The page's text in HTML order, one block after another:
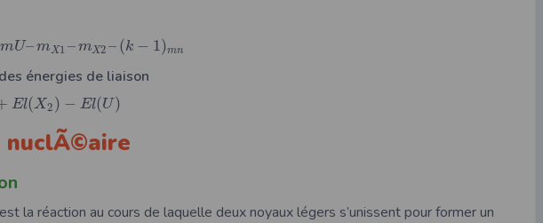
mU– mX1 – mX2 – (k − 1)mn
énergies de liaison
El(X2 ) − El(U)
la réaction au cours de laquelle deux noyaux légers s’unissent pour former un